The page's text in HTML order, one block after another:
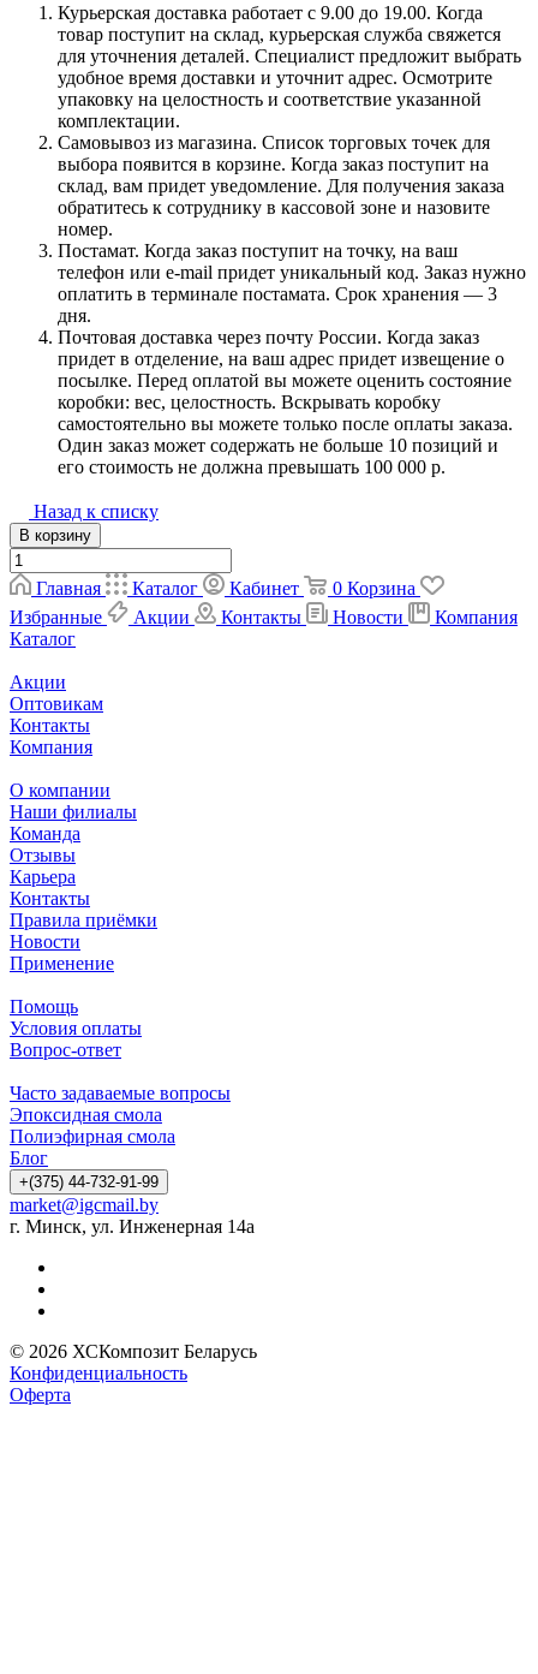
Курьерская доставка работает с 9.00 до 19.00. Когда
товар поступит на склад, курьерская служба свяжется
для уточнения деталей. Специалист предложит выбрать
удобное время доставки и уточнит адрес. Осмотрите
упаковку на целостность и соответствие указанной
комплектации.
Самовывоз из магазина. Список торговых точек для
выбора появится в корзине. Когда заказ поступит на
склад, вам придет уведомление. Для получения заказа
обратитесь к сотруднику в кассовой зоне и назовите
номер.
Постамат. Когда заказ поступит на точку, на ваш
телефон или e-mail придет уникальный код. Заказ нужно
оплатить в терминале постамата. Срок хранения — 3
дня.
Почтовая доставка через почту России. Когда заказ
придет в отделение, на ваш адрес придет извещение о
посылке. Перед оплатой вы можете оценить состояние
коробки: вес, целостность. Вскрывать коробку
самостоятельно вы можете только после оплаты заказа.
Один заказ может содержать не больше 10 позиций и
его стоимость не должна превышать 100 000 р.
Назад к списку
В корзину
Главная Каталог Кабинет 0 Корзина
Избранные
Акции Контакты Новости
Компания
Каталог
Акции
Оптовикам
Контакты
Компания
О компании
Наши филиалы
Команда
Отзывы
Карьера
Контакты
Правила приёмки
Новости
Применение
Помощь
Условия оплаты
Вопрос-ответ
Часто задаваемые вопросы
Эпоксидная смола
Полиэфирная смола
Блог
+(375) 44-732-91-99
market@igcmail.by
г. Минск, ул. Инженерная 14а
© 2026 ХСКомпозит Беларусь
Конфиденциальность
Оферта